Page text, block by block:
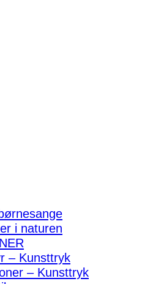
i naturen
– Kunsttryk
– Kunsttryk